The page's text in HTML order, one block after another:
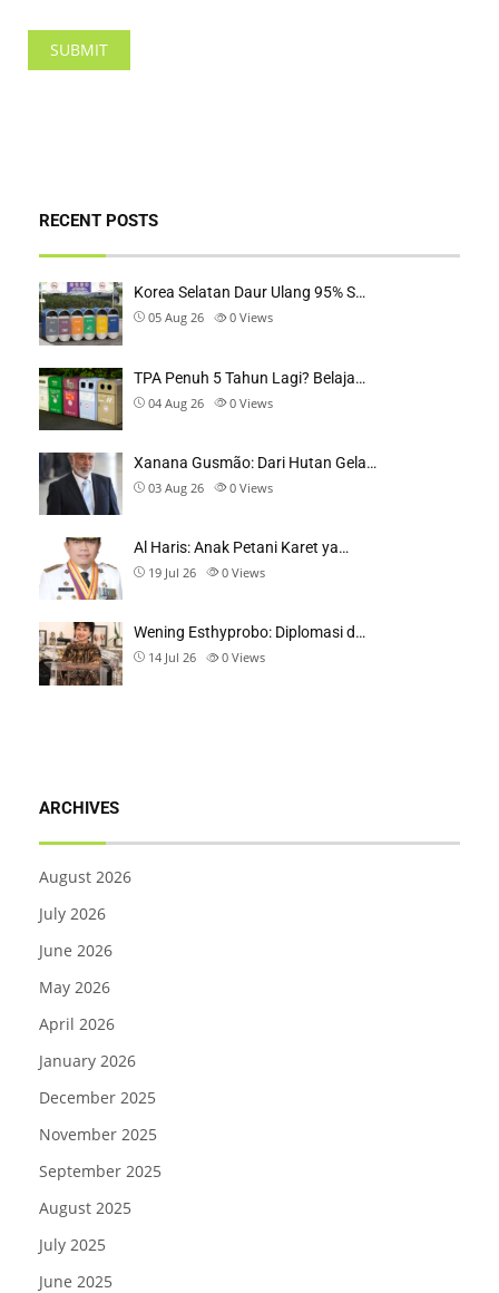
RECENT POSTS
Korea Selatan Daur Ulang 95% S…
05 Aug 26 0 Views
TPA Penuh 5 Tahun Lagi? Belaja…
04 Aug 26 0 Views
Xanana Gusmão: Dari Hutan Gela…
03 Aug 26 0 Views
Al Haris: Anak Petani Karet ya…
19 Jul 26 0 Views
Wening Esthyprobo: Diplomasi d…
14 Jul 26 0 Views
ARCHIVES
August 2026
July 2026
June 2026
May 2026
April 2026
January 2026
December 2025
November 2025
September 2025
August 2025
July 2025
June 2025